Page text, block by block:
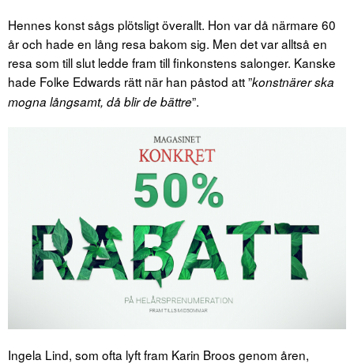
Hennes konst sågs plötsligt överallt. Hon var då närmare 60
år och hade en lång resa bakom sig. Men det var alltså en
resa som till slut ledde fram till finkonstens salonger. Kanske
hade Folke Edwards rätt när han påstod att ”konstnärer ska
mogna långsamt, då blir de bättre”.
Ingela Lind, som ofta lyft fram Karin Broos genom åren,